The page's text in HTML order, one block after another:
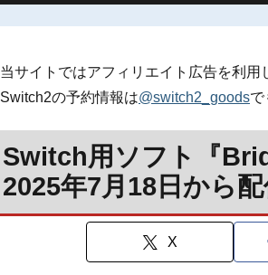
当サイトではアフィリエイト広告を利用
Switch2の予約情報は@switch2_goodsで
Switch用ソフト『
2025年7月18日から
X